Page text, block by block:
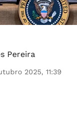
Pereira
2025, 11:39